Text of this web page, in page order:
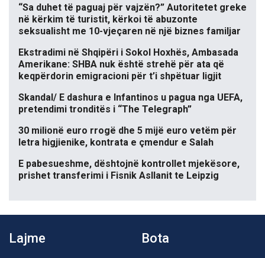
“Sa duhet të paguaj për vajzën?” Autoritetet greke
në kërkim të turistit, kërkoi të abuzonte
seksualisht me 10-vjeçaren në një biznes familjar
Ekstradimi në Shqipëri i Sokol Hoxhës, Ambasada
Amerikane: SHBA nuk është strehë për ata që
keqpërdorin emigracioni për t’i shpëtuar ligjit
Skandal/ E dashura e Infantinos u pagua nga UEFA,
pretendimi tronditës i “The Telegraph”
30 milionë euro rrogë dhe 5 mijë euro vetëm për
letra higjienike, kontrata e çmendur e Salah
E pabesueshme, dështojnë kontrollet mjekësore,
prishet transferimi i Fisnik Asllanit te Leipzig
Lajme Bota